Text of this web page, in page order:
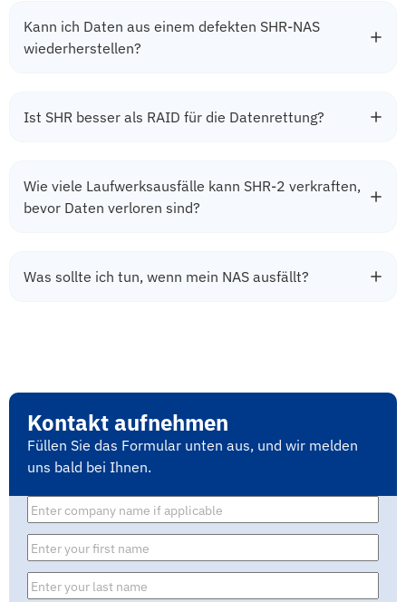
Kann ich Daten aus einem defekten SHR-NAS
wiederherstellen?
Ist SHR besser als RAID für die Datenrettung?
Wie viele Laufwerksausfälle kann SHR-2 verkraften,
bevor Daten verloren sind?
Was sollte ich tun, wenn mein NAS ausfällt?
Kontakt aufnehmen
Füllen Sie das Formular unten aus, und wir melden
uns bald bei Ihnen.